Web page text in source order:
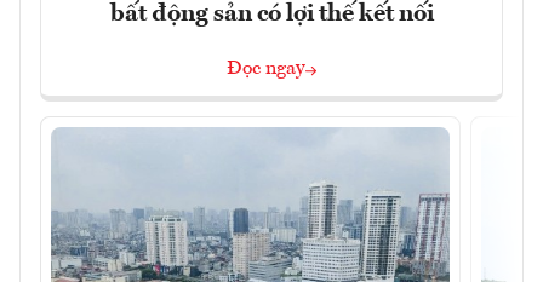
bất động sản có lợi thế kết nối
Đọc ngay